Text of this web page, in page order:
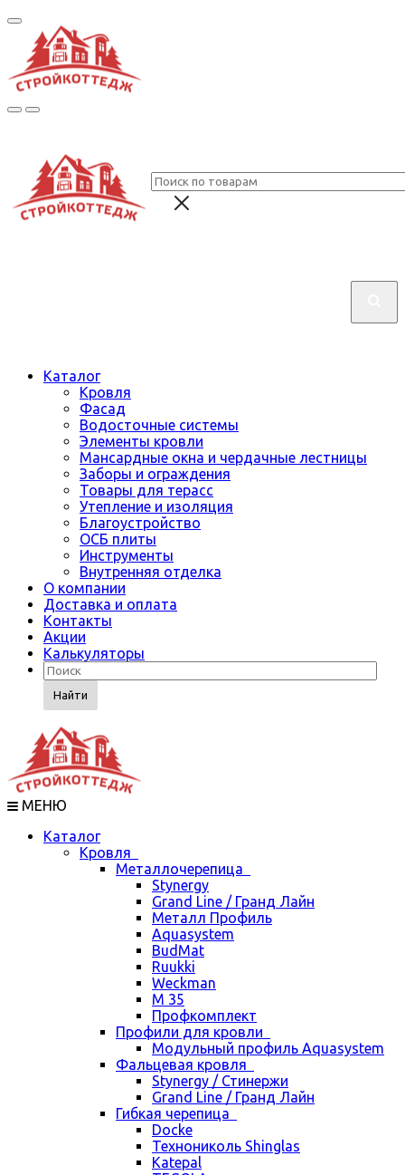
Каталог
Кровля
Фасад
Водосточные системы
Элементы кровли
Мансардные окна и чердачные лестницы
Заборы и ограждения
Товары для терасс
Утепление и изоляция
Благоустройство
ОСБ плиты
Инструменты
Внутренняя отделка
О компании
Доставка и оплата
Контакты
Акции
Калькуляторы
Найти
МЕНЮ
Каталог
Кровля
Металлочерепица
Stynergy
Grand Line / Гранд Лайн
Металл Профиль
Aquasystem
BudMat
Ruukki
Weckman
М 35
Профкомплект
Профили для кровли
Модульный профиль Aquasystem
Фальцевая кровля
Stynergy / Стинержи
Grand Line / Гранд Лайн
Гибкая черепица
Docke
Технониколь Shinglas
Katepal